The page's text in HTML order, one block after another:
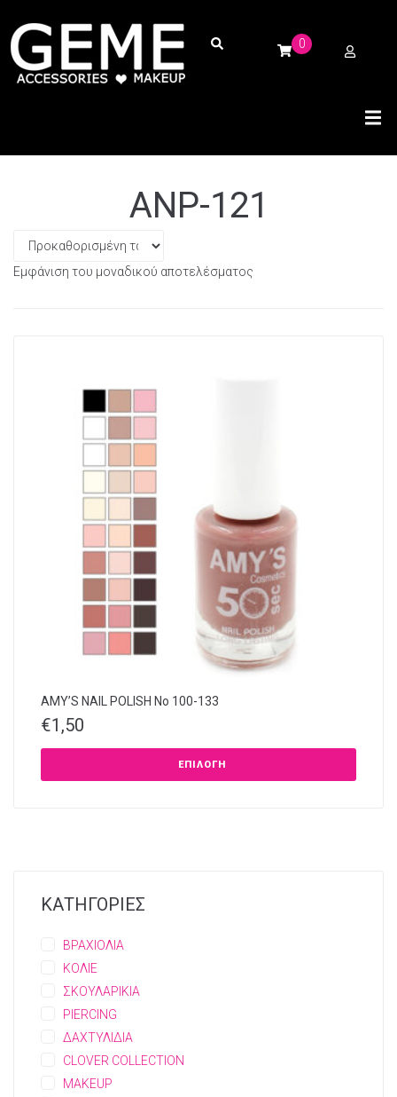
0
ANP-121
Εμφάνιση του μοναδικού αποτελέσματος
AMY’S NAIL POLISH Νο 100-133
€1,50
ΕΠΙΛΟΓΉ
ΚΑΤΗΓΟΡΙΕΣ
ΒΡΑΧΙΟΛΙΑ
ΚΟΛΙΕ
ΣΚΟΥΛΑΡΙΚΙΑ
PIERCING
ΔΑΧΤΥΛΙΔΙΑ
CLOVER COLLECTION
MAKEUP